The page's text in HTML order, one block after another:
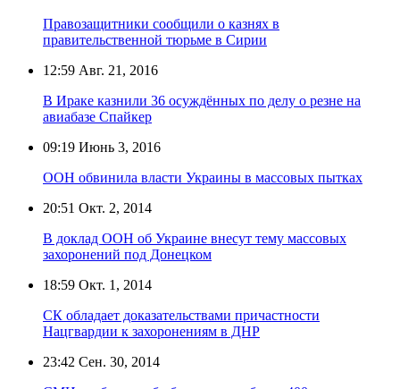
Правозащитники сообщили о казнях в
правительственной тюрьме в Сирии
12:59 Авг. 21, 2016
В Ираке казнили 36 осуждённых по делу о резне на
авиабазе Спайкер
09:19 Июнь 3, 2016
ООН обвинила власти Украины в массовых пытках
20:51 Окт. 2, 2014
В доклад ООН об Украине внесут тему массовых
захоронений под Донецком
18:59 Окт. 1, 2014
СК обладает доказательствами причастности
Нацгвардии к захоронениям в ДНР
23:42 Сен. 30, 2014